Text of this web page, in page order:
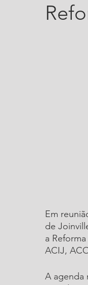
Em
de
a
ACIJ,
A agenda